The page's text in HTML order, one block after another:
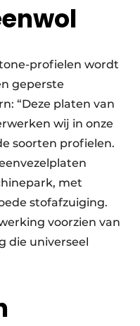
profielen wordt
geperste
“Deze platen van
wij in onze
soorten profielen.
met
stofafzuiging.
voorzien van
die universeel